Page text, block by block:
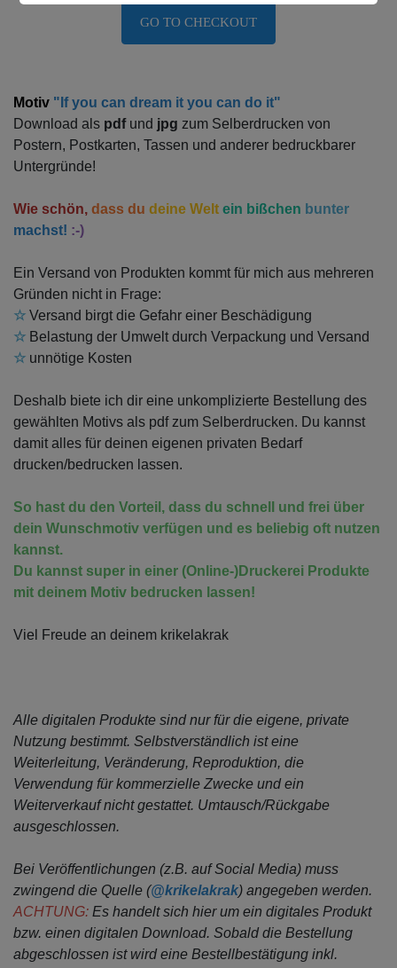
GO TO CHECKOUT
Motiv "If you can dream it you can do it"
Download als pdf und jpg zum Selberdrucken von
Postern, Postkarten, Tassen und anderer bedruckbarer
Untergründe!
Wie schön, dass du deine Welt ein bißchen bunter
machst! :-)
Ein Versand von Produkten kommt für mich aus mehreren
Gründen nicht in Frage:
☆ Versand birgt die Gefahr einer Beschädigung
☆ Belastung der Umwelt durch Verpackung und Versand
☆ unnötige Kosten
Deshalb biete ich dir eine unkomplizierte Bestellung des
gewählten Motivs als pdf zum Selberdrucken. Du kannst
damit alles für deinen eigenen privaten Bedarf
drucken/bedrucken lassen.
So hast du den Vorteil, dass du schnell und frei über
dein Wunschmotiv verfügen und es beliebig oft nutzen
kannst.
Du kannst super in einer (Online-)Druckerei Produkte
mit deinem Motiv bedrucken lassen!
Viel Freude an deinem krikelakrak
Alle digitalen Produkte sind nur für die eigene, private
Nutzung bestimmt. Selbstverständlich ist eine
Weiterleitung, Veränderung, Reproduktion, die
Verwendung für kommerzielle Zwecke und ein
Weiterverkauf nicht gestattet. Umtausch/Rückgabe
ausgeschlossen.
Bei Veröffentlichungen (z.B. auf Social Media) muss
zwingend die Quelle (@krikelakrak) angegeben werden.
ACHTUNG: Es handelt sich hier um ein digitales Produkt
bzw. einen digitalen Download. Sobald die Bestellung
abgeschlossen ist wird eine Bestellbestätigung inkl.